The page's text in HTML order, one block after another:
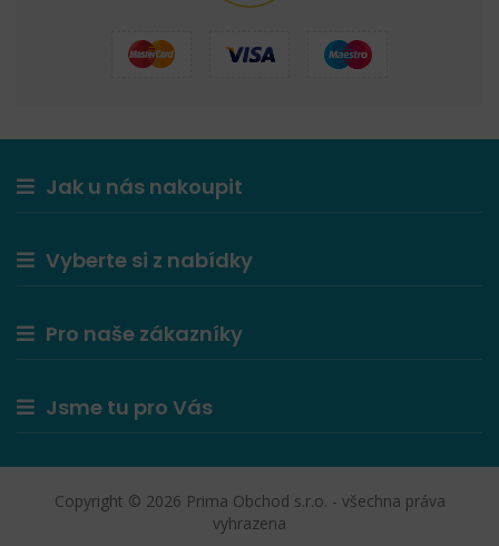
Jak u nás nakoupit
Vyberte si z nabídky
Pro naše zákazníky
Jsme tu pro Vás
Copyright © 2026 Prima Obchod s.r.o. - všechna práva
vyhrazena